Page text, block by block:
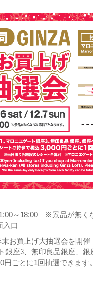
～18:00 ※景品が無く
入口
お買上げ大抽選会を開催
銀座3、無印良品銀座、
ごとに1回抽選できます。